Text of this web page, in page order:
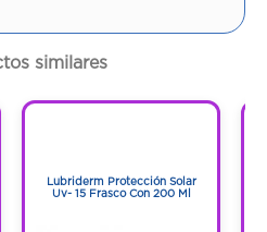
similares
Lubriderm Protección Solar
Uv- 15 Frasco Con 200 Ml